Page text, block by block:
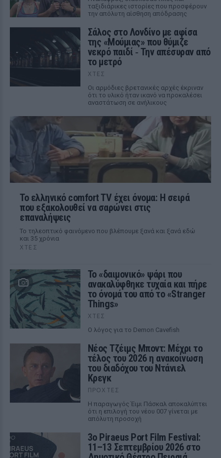
ταξιδιάρικες ιστορίες που προσφέρουν
την απόλυτη αίσθηση απόδρασης
Σάλος στο Λονδίνο με αφίσα
της «Μούμιας» που θύμιζε
νεκρό παιδί ‑ Την απέσυραν από
το μετρό
ΧΤΕΣ
Οι αρμόδιες βρετανικές αρχές έκριναν
ότι το υλικό ήταν ικανό να προκαλέσει
αναστάτωση σε ανήλικους
Το ελληνικό comfort TV έχει όνομα: Η σειρά
που εξακολουθεί να σαρώνει στις
επαναλήψεις
Το τηλεοπτικό φαινόμενο που βλέπουμε ξανά και ξανά εδώ
και 35 χρόνια
ΧΤΕΣ
Το «δαιμονικό» ψάρι που
ανακαλύφθηκε τυχαία και πήρε
το όνομά του από το «Stranger
Things»
ΧΤΕΣ
Ο λόγος για το Demon Cavefish
Νέος Τζέιμς Μποντ: Μέχρι το
τέλος του 2026 η ανακοίνωση
του διαδόχου του Ντάνιελ
Κρεγκ
ΠΡΟΧΤΈΣ
Η παραγωγός Έιμι Πάσκαλ αποκαλύπτει
ότι η επιλογή του νέου 007 γίνεται με
απόλυτη προσοχή
3ο Piraeus Port Film Festival:
11–13 Σεπτεμβρίου 2026 στο